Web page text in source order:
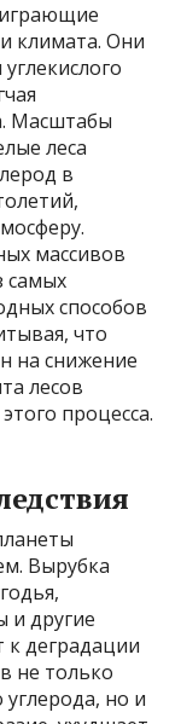
климата. Они
Масштабы
леса
в
массивов
самых
способов
что
на снижение
лесов
процесса.
Вырубка
и другие
деградации
не только
но и